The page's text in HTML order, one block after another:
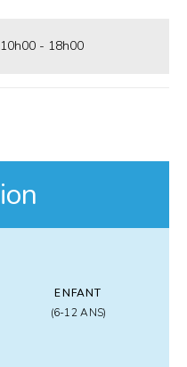
10h00 - 18h00
ENFANT
(6-12 ANS)